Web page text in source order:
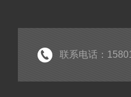
EK
联系电话：